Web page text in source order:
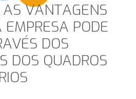
AS VANTAGENS
PODE
DOS
DOS QUADROS